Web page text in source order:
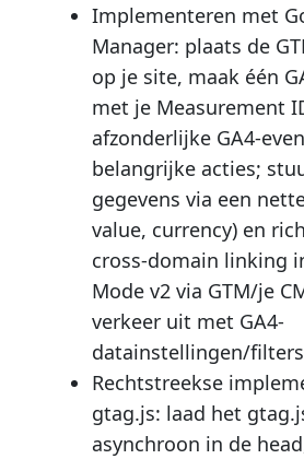
Implementeren met
Manager: plaats de
op je site, maak één
met je Measurement
afzonderlijke GA4-
belangrijke acties;
gegevens via een
value, currency) en
cross-domain linking
Mode v2 via GTM/je
verkeer uit met GA4-
datainstellingen/
Rechtstreekse
gtag.js: laad het
asynchroon in de